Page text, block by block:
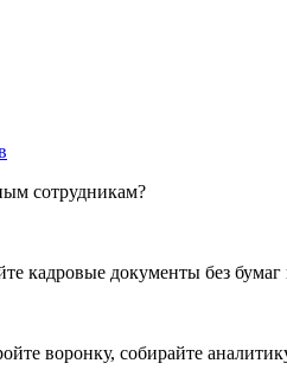
сотрудникам?
кадровые документы без
воронку, собирайте